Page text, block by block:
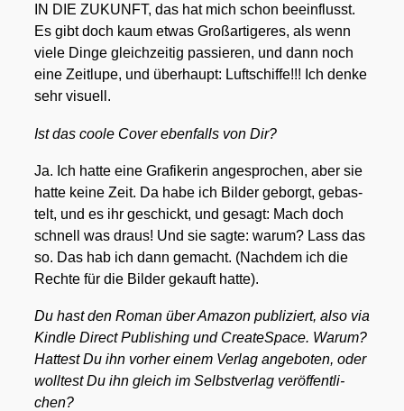
IN DIE ZUKUNFT, das hat mich schon beein­flusst.
Es gibt doch kaum etwas Groß­ar­ti­ge­res, als wenn
vie­le Din­ge gleich­zei­tig pas­sie­ren, und dann noch
eine Zeit­lu­pe, und über­haupt: Luft­schif­fe!!! Ich den­ke
sehr visu­ell.
Ist das coo­le Cover eben­falls von Dir?
Ja. Ich hat­te eine Gra­fi­ke­rin ange­spro­chen, aber sie
hat­te kei­ne Zeit. Da habe ich Bil­der geborgt, gebas­
telt, und es ihr geschickt, und gesagt: Mach doch
schnell was draus! Und sie sag­te: war­um? Lass das
so. Das hab ich dann gemacht. (Nach­dem ich die
Rech­te für die Bil­der gekauft hat­te).
Du hast den Roman über Ama­zon publi­ziert, also via
Kind­le Direct Publi­shing und Crea­teSpace. War­um?
Hat­test Du ihn vor­her einem Ver­lag ange­bo­ten, oder
woll­test Du ihn gleich im Selbst­ver­lag ver­öf­fent­li­
chen?